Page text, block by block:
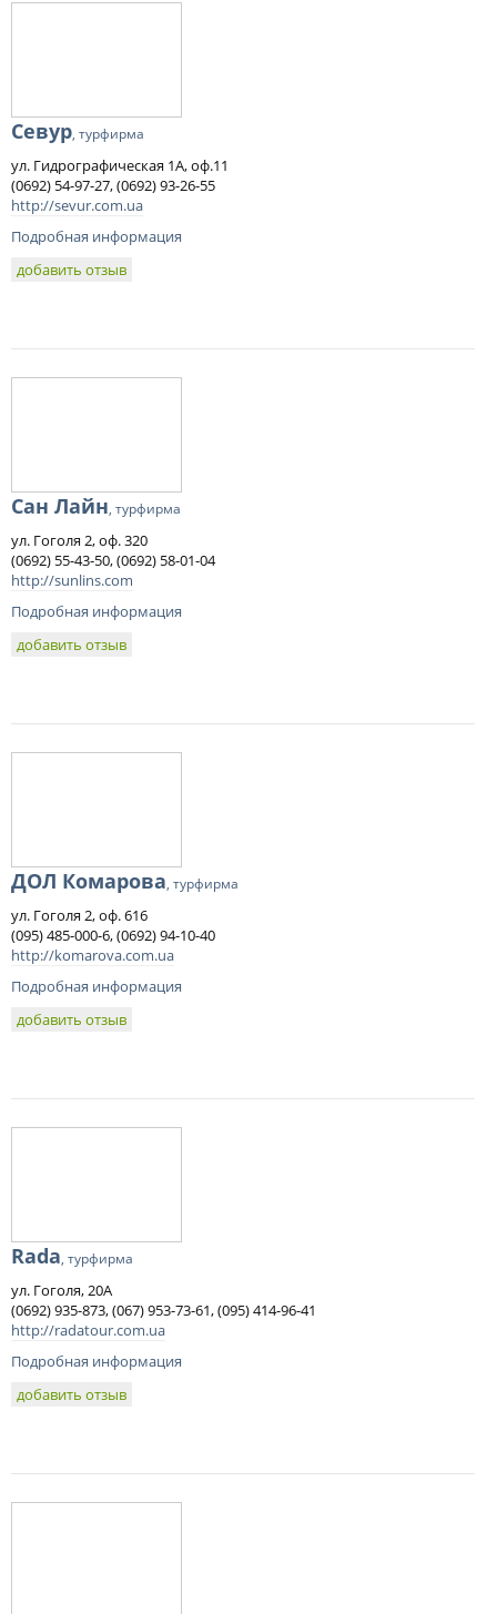
Севур, турфирма
ул. Гидрографическая 1А, оф.11
(0692) 54-97-27, (0692) 93-26-55
http://sevur.com.ua
Подробная информация
добавить отзыв
Сан Лайн, турфирма
ул. Гоголя 2, оф. 320
(0692) 55-43-50, (0692) 58-01-04
http://sunlins.com
Подробная информация
добавить отзыв
ДОЛ Комарова, турфирма
ул. Гоголя 2, оф. 616
(095) 485-000-6, (0692) 94-10-40
http://komarova.com.ua
Подробная информация
добавить отзыв
Rada, турфирма
ул. Гоголя, 20А
(0692) 935-873, (067) 953-73-61, (095) 414-96-41
http://radatour.com.ua
Подробная информация
добавить отзыв